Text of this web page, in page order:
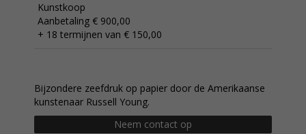
Kunstkoop
Aanbetaling € 900,00
+ 18 termijnen van € 150,00
Bijzondere zeefdruk op papier door de Amerikaanse
kunstenaar Russell Young.
Neem contact op